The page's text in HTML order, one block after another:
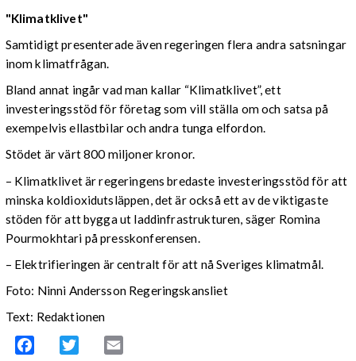
"Klimatklivet"
Samtidigt presenterade även regeringen flera andra satsningar
inom klimatfrågan.
Bland annat ingår vad man kallar “Klimatklivet”, ett
investeringsstöd för företag som vill ställa om och satsa på
exempelvis ellastbilar och andra tunga elfordon.
Stödet är värt 800 miljoner kronor.
– Klimatklivet är regeringens bredaste investeringsstöd för att
minska koldioxidutsläppen, det är också ett av de viktigaste
stöden för att bygga ut laddinfrastrukturen, säger Romina
Pourmokhtari på presskonferensen.
– Elektrifieringen är centralt för att nå Sveriges klimatmål.
Foto: Ninni Andersson Regeringskansliet
Text: Redaktionen
Facebook Twitter